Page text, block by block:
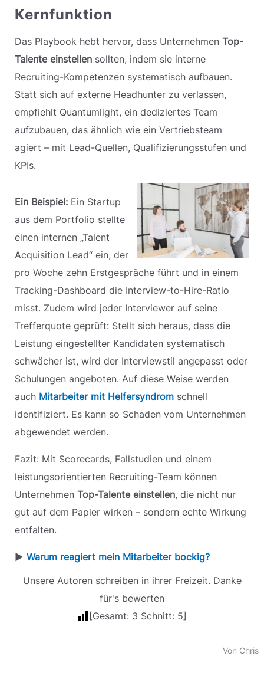
Kernfunktion
Das Playbook hebt hervor, dass Unternehmen Top-
Talente einstellensollten, indem sie interne
Recruiting-Kompetenzen systematisch aufbauen.
Statt sich auf externe Headhunter zu verlassen,
empfiehlt Quantumlight, ein dediziertes Team
aufzubauen, das ähnlich wie ein Vertriebsteam
agiert – mit Lead-Quellen, Qualifizierungsstufen und
KPIs.
Ein Beispiel:Ein Startup
aus dem Portfolio stellte
einen internen „Talent
Acquisition Lead“ ein, der
pro Woche zehn Erstgespräche führt und in einem
Tracking-Dashboard die Interview-to-Hire-Ratio
misst. Zudem wird jeder Interviewer auf seine
Trefferquote geprüft: Stellt sich heraus, dass die
Leistung eingestellter Kandidaten systematisch
schwächer ist, wird der Interviewstil angepasst oder
Schulungen angeboten. Auf diese Weise werden
auch Mitarbeiter mit Helfersyndromschnell
identifiziert. Es kann so Schaden vom Unternehmen
abgewendet werden.
Fazit: Mit Scorecards, Fallstudien und einem
leistungsorientierten Recruiting-Team können
Unternehmen Top-Talente einstellen, die nicht nur
gut auf dem Papier wirken – sondern echte Wirkung
entfalten.
▶︎ Warum reagiert mein Mitarbeiter bockig?
Unsere Autoren schreiben in ihrer Freizeit. Danke
für's bewerten
[Gesamt: 3 Schnitt: 5]
Von Chris